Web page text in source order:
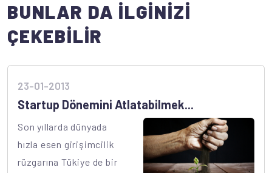
BUNLAR DA İLGİNİZİ
ÇEKEBİLİR
23-01-2013
Startup Dönemini Atlatabilmek...
Son yıllarda dünyada
hızla esen girişimcilik
rüzgarına Tükiye de bir